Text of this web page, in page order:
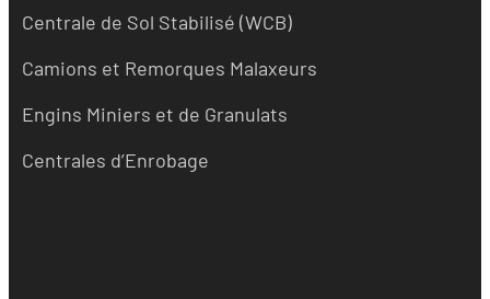
Centrale de Sol Stabilisé (WCB)
Camions et Remorques Malaxeurs
Engins Miniers et de Granulats
Centrales d’Enrobage